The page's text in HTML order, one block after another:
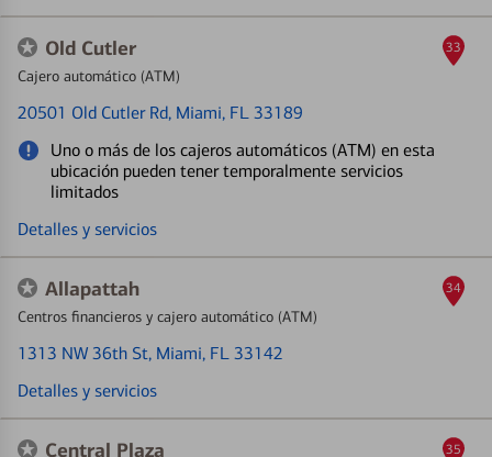
Old Cutler
Cajero automático (ATM)
20501 Old Cutler Rd, Miami, FL 33189
Uno o más de los cajeros automáticos (ATM) en esta
ubicación pueden tener temporalmente servicios
limitados
Detalles y servicios
33
Allapattah
Centros financieros y cajero automático (ATM)
1313 NW 36th St, Miami, FL 33142
Detalles y servicios
34
Central Plaza 35